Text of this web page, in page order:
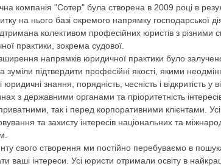
компанія "Сотер" була створена в 2009 році в
на нього базі окремого напрямку господарської
колективом професійних юристів з
практики, зокрема судової.
напрямків юридичної практики було
зуміли підтвердити професійні якості, якими
юридичні знання, порядність, чесність і відкритість
з державними органами та пріоритетність
так і перед корпоративними клієнтами.
та захисту інтересів національних та
свого створення ми постійно перебуваємо в
ваші інтереси. Усі юристи отримали освіту в